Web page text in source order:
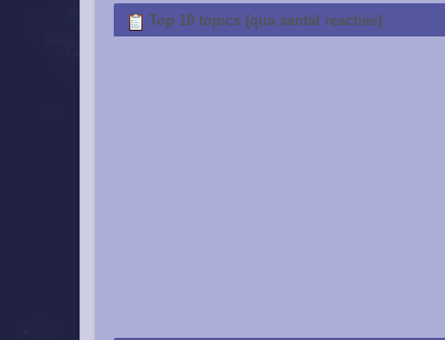
Top 10 topics (qua aantal reacties)